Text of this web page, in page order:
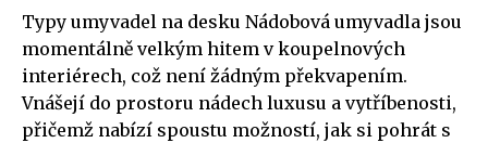
Typy umyvadel na desku Nádobová umyvadla jsou
momentálně velkým hitem v koupelnových
interiérech, což není žádným překvapením.
Vnášejí do prostoru nádech luxusu a vytříbenosti,
přičemž nabízí spoustu možností, jak si pohrát s